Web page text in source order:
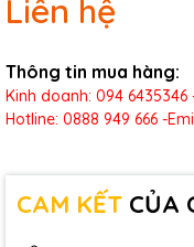
Liên hệ
Thông tin mua hàng:
Kinh doanh: 094
Hotline: 0888 949 666 -
CAM KẾT CỦA